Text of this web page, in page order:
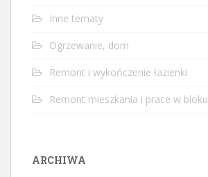
Inne tematy
Ogrzewanie, dom
Remont i wykończenie łazienki
Remont mieszkania i prace w bloku
ARCHIWA